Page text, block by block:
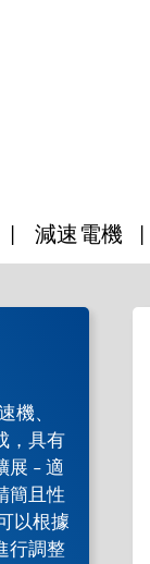
減速電機
機、
，具有
展 – 適
簡且性
以根據
行調整